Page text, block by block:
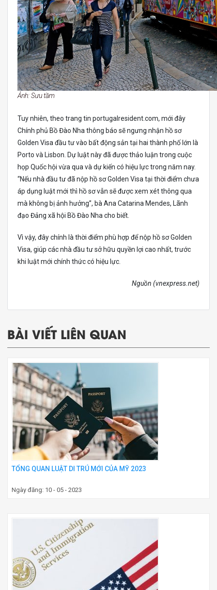
Ảnh: Sưu tầm
Tuy nhiên, theo trang tin portugalresident.com, mới đây
Chính phủ Bồ Đào Nha thông báo sẽ ngưng nhận hồ sơ
Golden Visa đầu tư vào bất động sản tại hai thành phố lớn là
Porto và Lisbon. Dự luật này đã được thảo luận trong cuộc
họp Quốc hội vừa qua và dự kiến có hiệu lực trong năm nay.
“Nếu nhà đầu tư đã nộp hồ sơ Golden Visa tại thời điểm chưa
áp dụng luật mới thì hồ sơ vẫn sẽ được xem xét thông qua
mà không bị ảnh hưởng”, bà Ana Catarina Mendes, Lãnh
đạo Đảng xã hội Bồ Đào Nha cho biết.
Vì vậy, đây chính là thời điểm phù hợp để nộp hồ sơ Golden
Visa, giúp các nhà đầu tư sở hữu quyền lợi cao nhất, trước
khi luật mới chính thức có hiệu lực.
Nguồn (vnexpress.net)
BÀI VIẾT LIÊN QUAN
TỔNG QUAN LUẬT DI TRÚ MỚI CỦA MỸ 2023
Ngày đăng: 10 - 05 - 2023